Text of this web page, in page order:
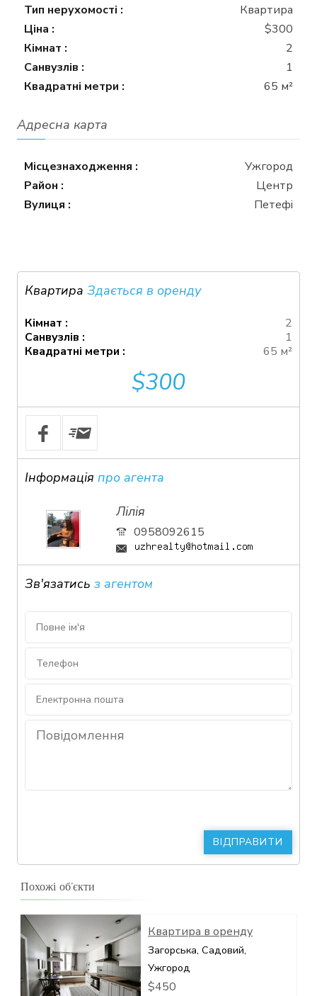
Тип нерухомості :
Квартира
Ціна :
$300
Кімнат :
2
Санвузлів :
1
Квадратні метри :
65 м²
Адресна карта
Місцезнаходження :
Ужгород
Район :
Центр
Вулиця :
Петефі
Квартира Здається в оренду
Кімнат :
2
Санвузлів :
1
Квадратні метри :
65 м²
$300
Інформація про агента
Лілія
0958092615
Зв'язатись з агентом
Похожі об’єкти
Квартира в оренду
Загорська, Садовий,
Ужгород
$450